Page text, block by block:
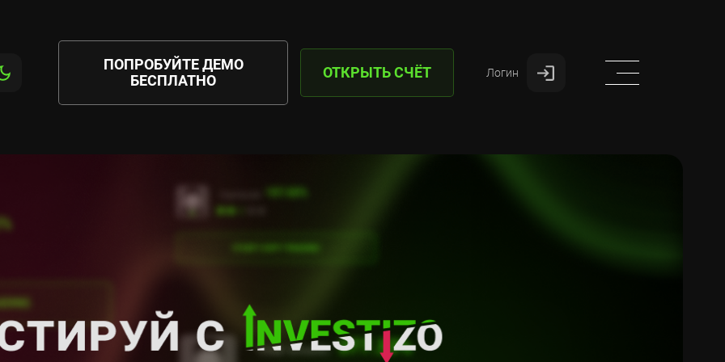
ПОПРОБУЙТЕ ДЕМО
БЕСПЛАТНО
ОТКРЫТЬ СЧЁТ Логин